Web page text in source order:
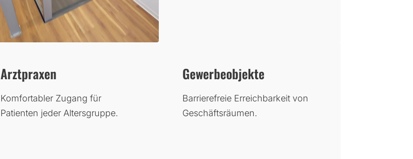
Arztpraxen
Komfortabler Zugang für
Patienten jeder Altersgruppe.
Gewerbeobjekte
Barrierefreie Erreichbarkeit von
Geschäftsräumen.